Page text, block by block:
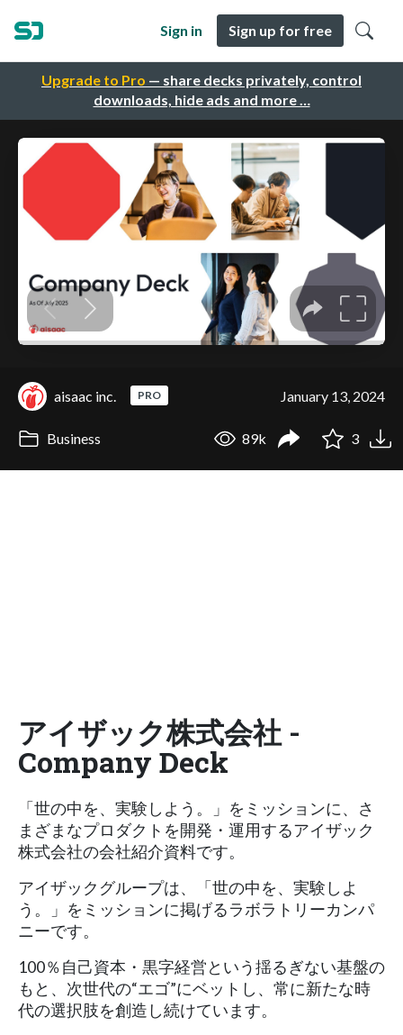
Upgrade to Pro — share decks privately, control
downloads, hide ads and more …
Sign in Sign up for free
aisaac inc. PRO January 13, 2024
Business 89k 3
アイザック株式会社 -
Company Deck
「世の中を、実験しよう。」をミッションに、さ
まざまなプロダクトを開発・運用するアイザック
株式会社の会社紹介資料です。
アイザックグループは、「世の中を、実験しよ
う。」をミッションに掲げるラボラトリーカンパ
ニーです。
100％自己資本・黒字経営という揺るぎない基盤の
もと、次世代の“エゴ”にベットし、常に新たな時
代の選択肢を創造し続けています。